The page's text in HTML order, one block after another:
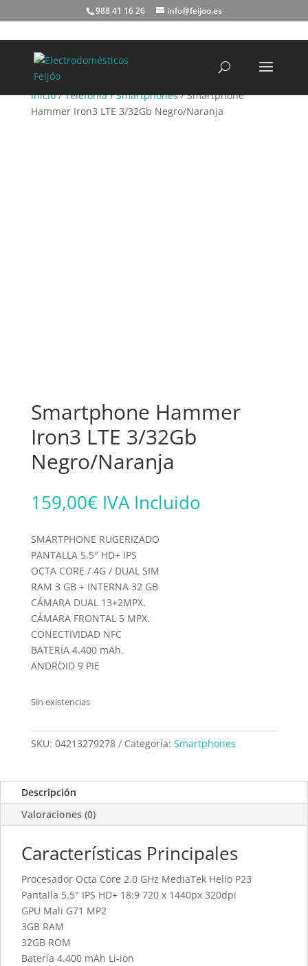
988 41 16 26 info@feijoo.es
Inicio/Telefonía/Smartphones/ Smartphone
Hammer Iron3 LTE 3/32Gb Negro/Naranja
Smartphone Hammer
Iron3 LTE 3/32Gb
Negro/Naranja
159,00€ IVA Incluido
SMARTPHONE RUGERIZADO
PANTALLA 5.5″ HD+ IPS
OCTA CORE / 4G / DUAL SIM
RAM 3 GB + INTERNA 32 GB
CÁMARA DUAL 13+2MPX.
CÁMARA FRONTAL 5 MPX.
CONECTIVIDAD NFC
BATERÍA 4.400 mAh.
ANDROID 9 PIE
Sin existencias
SKU: 04213279278 Categoría: Smartphones
Descripción
Valoraciones (0)
Características Principales
Procesador Octa Core 2.0 GHz MediaTek Helio P23
Pantalla 5.5" IPS HD+ 18:9 720 x 1440px 320dpi
GPU Mali G71 MP2
3GB RAM
32GB ROM
Batería 4.400 mAh Li-ion